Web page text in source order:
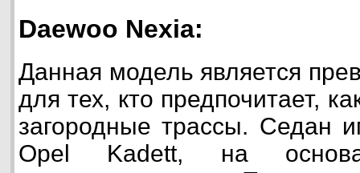
Daewoo Nexia:
Данная модель является
для тех, кто предпочитает,
загородные трассы. Седан
Opel Kadett, на